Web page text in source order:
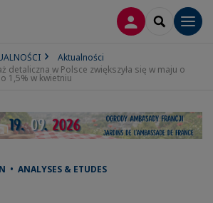
LOGOWANIE
SEARCH
Aktualności
detaliczna w Polsce zwiększyła się w maju o
1,5% w kwietniu
• ANALYSES & ETUDES